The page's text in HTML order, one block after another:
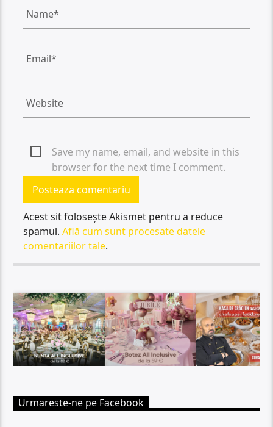
Save my name, email, and website in this
browser for the next time I comment.
Acest sit folosește Akismet pentru a reduce
spamul.Află cum sunt procesate datele
comentariilor tale.
Urmareste-ne pe Facebook